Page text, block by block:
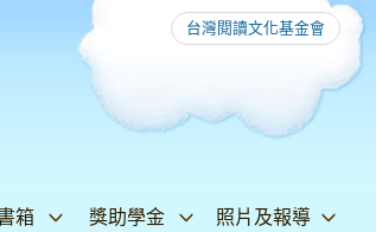
台灣閱讀文化基金會
箱 獎助學金 照片及報導